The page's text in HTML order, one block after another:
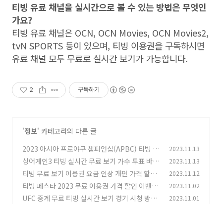
티빙 유료 채널을 실시간으로 볼 수 있는 방법은 무엇인
가요?
티빙 유료 채널은 OCN, OCN Movies, OCN Movies2,
tvN SPORTS 등이 있으며, 티빙 이용권을 구독하시면
유료 채널 모두 무료로 실시간 보기가 가능합니다.
2 구독하기
'정보' 카테고리의 다른 글
2023 아시아 프로야구 챔피언십(APBC) 티빙 실
시간 무료 중계 야구 경기 시청 방법 (0)
2023.11.13
싱어게인3 티빙 실시간 무료 보기 가수 투표 바로
가기 방법
(0)
2023.11.13
티빙 무료 보기 이용권 요금 인상 개편 가격 할인
이벤트 시청 방법
(0)
2023.11.12
티빙 페스타 2023 무료 이용권 가격 할인 이벤트
프로모션
(0)
2023.11.02
UFC 중계 무료 티빙 실시간 보기 경기 시청 방법
2023.11.01